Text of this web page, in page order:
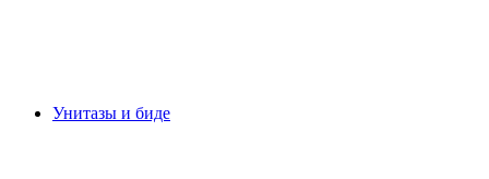
Унитазы и биде